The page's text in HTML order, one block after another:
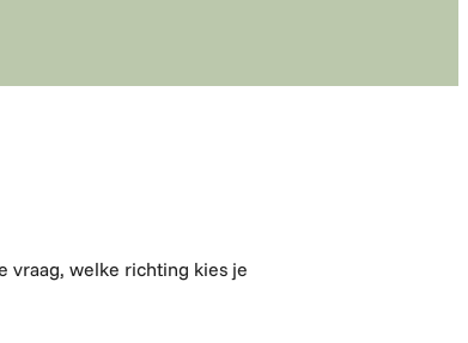
vraag, welke richting kies je